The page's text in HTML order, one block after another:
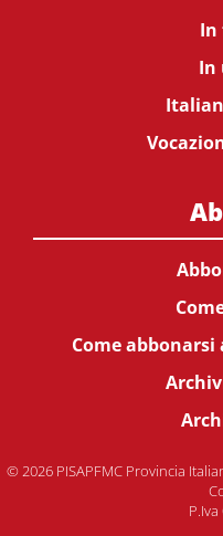
In
In
Come
© 2026 PISAPFMC Provincia